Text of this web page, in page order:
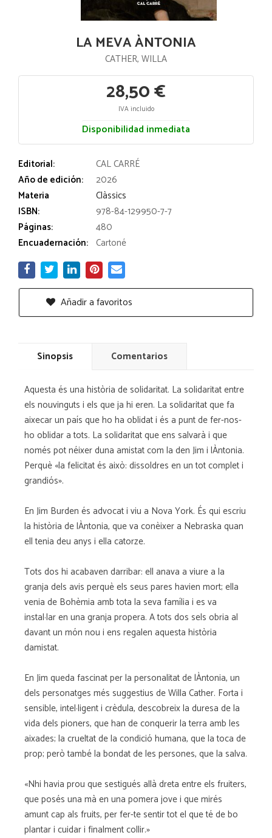
LA MEVA ÀNTONIA
CATHER, WILLA
28,50 €
IVA incluido
Disponibilidad inmediata
Editorial:
CAL CARRÉ
Año de edición:
2026
Materia
Clàssics
ISBN:
978-84-129950-7-7
Páginas:
480
Encuadernación: Cartoné
Añadir a favoritos
Sinopsis Comentarios
Aquesta és una història de solidaritat. La solidaritat entre
els nouvinguts i els que ja hi eren. La solidaritat que fa
aixecar un país que ho ha oblidat i és a punt de fer-nos-
ho oblidar a tots. La solidaritat que ens salvarà i que
només pot néixer duna amistat com la den Jim i lÀntonia.
Perquè «la felicitat és això: dissoldres en un tot complet i
grandiós».
En Jim Burden és advocat i viu a Nova York. És qui escriu
la història de lÀntonia, que va conèixer a Nebraska quan
ell tenia deu anys i ella catorze.
Tots dos hi acabaven darribar: ell anava a viure a la
granja dels avis perquè els seus pares havien mort; ella
venia de Bohèmia amb tota la seva família i es va
instal·lar en una granja propera. A tots dos sels obria al
davant un món nou i ens regalen aquesta història
damistat.
En Jim queda fascinat per la personalitat de lÀntonia, un
dels personatges més suggestius de Willa Cather. Forta i
sensible, intel·ligent i crèdula, descobreix la duresa de la
vida dels pioners, que han de conquerir la terra amb les
aixades; la crueltat de la condició humana, que la toca de
prop; però també la bondat de les persones, que la salva.
«Nhi havia prou que sestigués allà dreta entre els fruiters,
que posés una mà en una pomera jove i que mirés
amunt cap als fruits, per fer-te sentir tot el que té de bo
plantar i cuidar i finalment collir.»